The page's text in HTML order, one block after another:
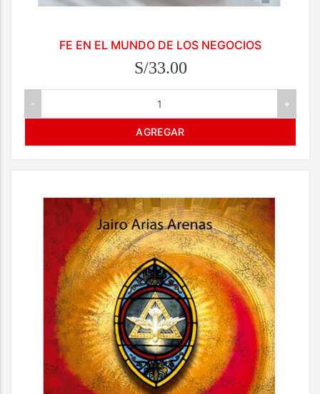
FE EN EL MUNDO DE LOS NEGOCIOS
S/33.00
- +
AGREGAR